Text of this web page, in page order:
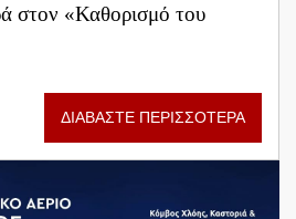
στον «Καθορισμό του
ΔΙΑΒΑΣΤΕ ΠΕΡΙΣΣΟΤΕΡΑ